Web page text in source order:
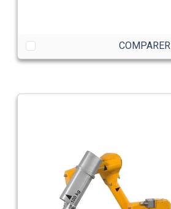
COMPARER